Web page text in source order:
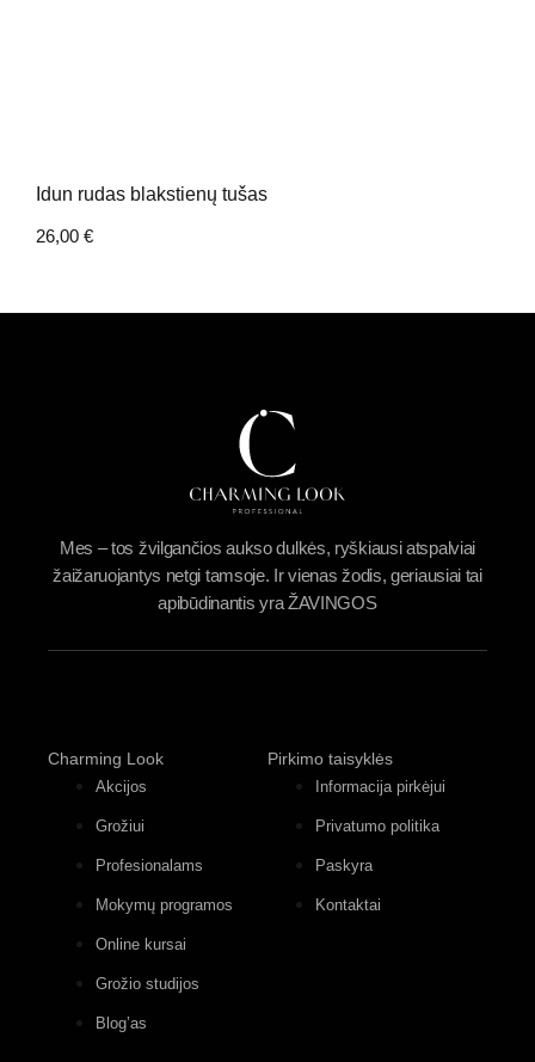
Idun rudas blakstienų tušas
26,00 €
Mes – tos žvilgančios aukso dulkės, ryškiausi atspalviai
žaižaruojantys netgi tamsoje. Ir vienas žodis, geriausiai tai
apibūdinantis yra ŽAVINGOS
Charming Look
Akcijos
Grožiui
Profesionalams
Mokymų programos
Online kursai
Grožio studijos
Blog’as
Pirkimo taisyklės
Informacija pirkėjui
Privatumo politika
Paskyra
Kontaktai